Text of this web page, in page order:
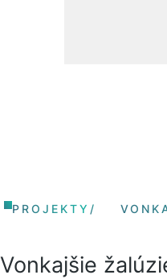
PROJEKTY /
Vonkajšie